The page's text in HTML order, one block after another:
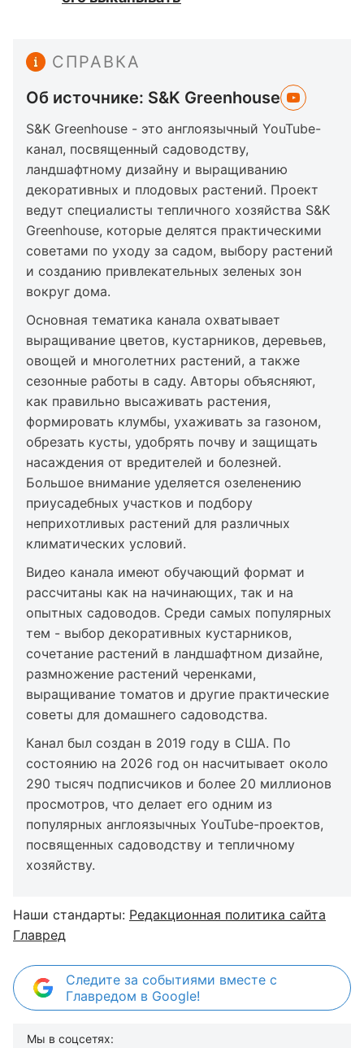
СПРАВКА
Об источнике: S&K Greenhouse
S&K Greenhouse - это англоязычный YouTube-
канал, посвященный садоводству,
ландшафтному дизайну и выращиванию
декоративных и плодовых растений. Проект
ведут специалисты тепличного хозяйства S&K
Greenhouse, которые делятся практическими
советами по уходу за садом, выбору растений
и созданию привлекательных зеленых зон
вокруг дома.
Основная тематика канала охватывает
выращивание цветов, кустарников, деревьев,
овощей и многолетних растений, а также
сезонные работы в саду. Авторы объясняют,
как правильно высаживать растения,
формировать клумбы, ухаживать за газоном,
обрезать кусты, удобрять почву и защищать
насаждения от вредителей и болезней.
Большое внимание уделяется озеленению
приусадебных участков и подбору
неприхотливых растений для различных
климатических условий.
Видео канала имеют обучающий формат и
рассчитаны как на начинающих, так и на
опытных садоводов. Среди самых популярных
тем - выбор декоративных кустарников,
сочетание растений в ландшафтном дизайне,
размножение растений черенками,
выращивание томатов и другие практические
советы для домашнего садоводства.
Канал был создан в 2019 году в США. По
состоянию на 2026 год он насчитывает около
290 тысяч подписчиков и более 20 миллионов
просмотров, что делает его одним из
популярных англоязычных YouTube-проектов,
посвященных садоводству и тепличному
хозяйству.
Наши стандарты: Редакционная политика сайта
Главред
Следите за событиями вместе с
Главредом в Google!
Мы в соцсетях: